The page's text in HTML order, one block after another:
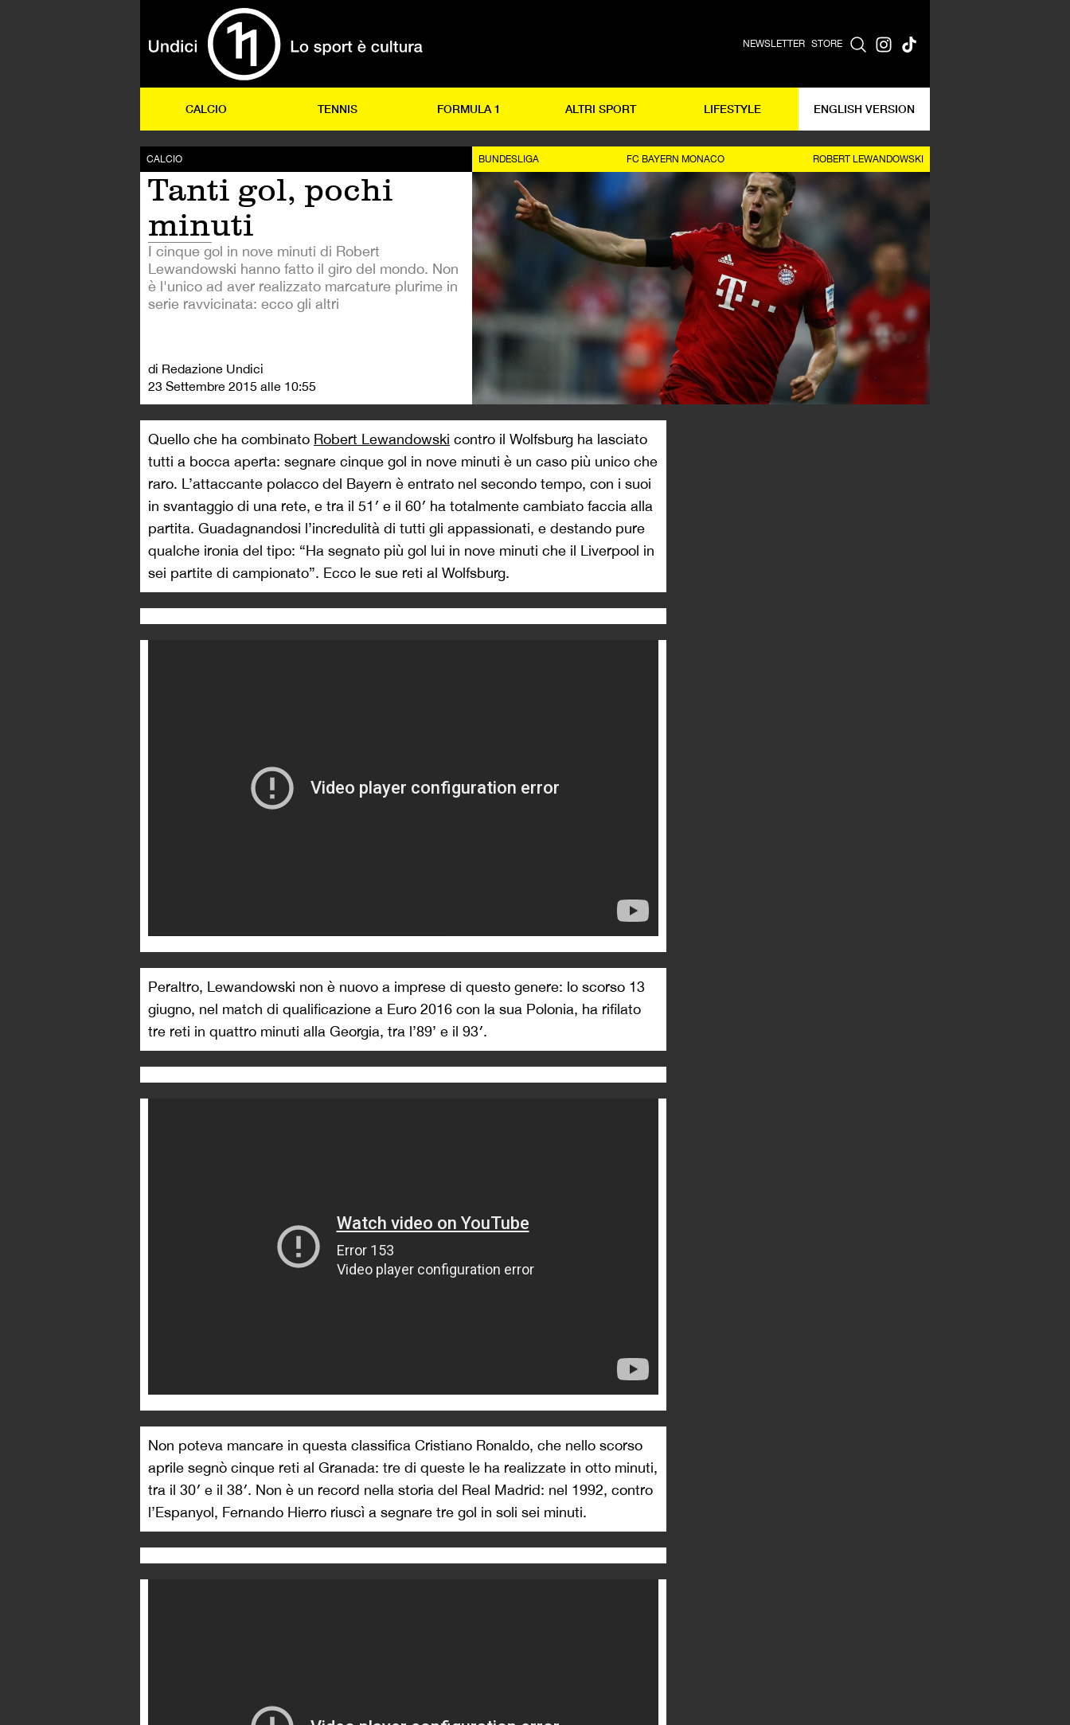
NEWSLETTER STORE
CALCIO TENNIS FORMULA 1 ALTRI SPORT LIFESTYLE ENGLISH VERSION
CALCIO
Tanti gol, pochi
minuti
I cinque gol in nove minuti di Robert
Lewandowski hanno fatto il giro del mondo. Non
è l'unico ad aver realizzato marcature plurime in
serie ravvicinata: ecco gli altri
di Redazione Undici
23 Settembre 2015 alle 10:55
BUNDESLIGA FC BAYERN MONACO ROBERT LEWANDOWSKI
Quello che ha combinato Robert Lewandowski contro il Wolfsburg ha lasciato
tutti a bocca aperta: segnare cinque gol in nove minuti è un caso più unico che
raro. L’attaccante polacco del Bayern è entrato nel secondo tempo, con i suoi
in svantaggio di una rete, e tra il 51′ e il 60′ ha totalmente cambiato faccia alla
partita. Guadagnandosi l’incredulità di tutti gli appassionati, e destando pure
qualche ironia del tipo: “Ha segnato più gol lui in nove minuti che il Liverpool in
sei partite di campionato”. Ecco le sue reti al Wolfsburg.
Peraltro, Lewandowski non è nuovo a imprese di questo genere: lo scorso 13
giugno, nel match di qualificazione a Euro 2016 con la sua Polonia, ha rifilato
tre reti in quattro minuti alla Georgia, tra l’89’ e il 93′.
Non poteva mancare in questa classifica Cristiano Ronaldo, che nello scorso
aprile segnò cinque reti al Granada: tre di queste le ha realizzate in otto minuti,
tra il 30′ e il 38′. Non è un record nella storia del Real Madrid: nel 1992, contro
l’Espanyol, Fernando Hierro riuscì a segnare tre gol in soli sei minuti.